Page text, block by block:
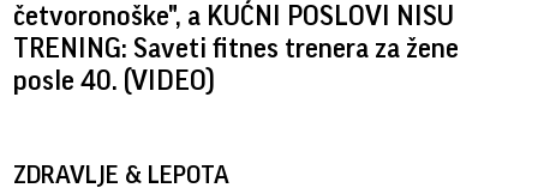
četvoronoške", a KUĆNI POSLOVI NISU
TRENING: Saveti fitnes trenera za žene
posle 40. (VIDEO)
ZDRAVLJE & LEPOTA